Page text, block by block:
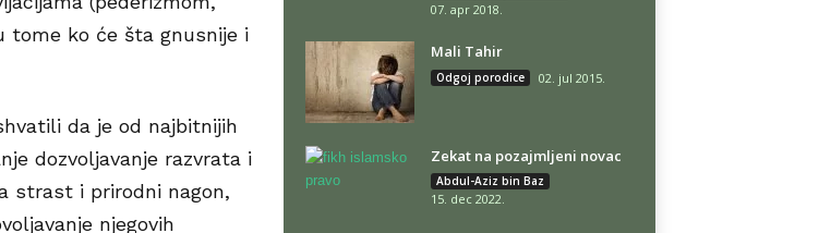
tome ko će šta gnusnije i
da je od najbitnijih
dozvoljavanje razvrata i
strast i prirodni nagon,
njegovih
07. apr 2018.
Mali Tahir
Odgoj porodice 02. jul 2015.
Zekat na pozajmljeni novac
Abdul-Aziz bin Baz
15. dec 2022.